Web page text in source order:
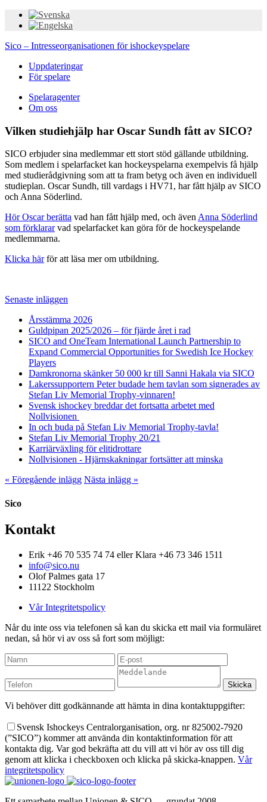
Sico – Intresseorganisationen för ishockeyspelare
Uppdateringar
För spelare
Spelaragenter
Om oss
Vilken studiehjälp har Oscar Sundh fått av SICO?
SICO erbjuder sina medlemmar ett stort stöd gällande utbildning.
Som medlem i spelarfacket kan hockeyspelarna exempelvis få hjälp
med studierådgivning som att ta fram betyg och även en individuell
studieplan. Oscar Sundh, till vardags i HV71, har fått hjälp av SICO
och Anna Söderlind.
Hör Oscar berätta vad han fått hjälp med, och ävenAnna Söderlind
som förklararvad spelarfacket kan göra för de hockeyspelande
medlemmarna.
Klicka härför att läsa mer om utbildning.
Senaste inläggen
Årsstämma 2026
Guldpipan 2025/2026 – för fjärde året i rad
SICO and OneTeam International Launch Partnership to
Expand Commercial Opportunities for Swedish Ice Hockey
Players
Damkronorna skänker 50 000 kr till Sanni Hakala via SICO
Lakerssupportern Peter budade hem tavlan som signerades av
Stefan Liv Memorial Trophy-vinnaren!
Svensk ishockey breddar det fortsatta arbetet med
Nollvisionen
In och buda på Stefan Liv Memorial Trophy-tavla!
Stefan Liv Memorial Trophy 20/21
Karriärväxling för elitidrottare
Nollvisionen - Hjärnskakningar fortsätter att minska
« Föregående inlägg Nästa inlägg »
Sico
Kontakt
Erik +46 70 535 74 74 eller Klara +46 73 346 1511
info@sico.nu
Olof Palmes gata 17
11122 Stockholm
Vår Integritetspolicy
Når du inte oss via telefonen så kan du skicka ett mail via formuläret
nedan, så hör vi av oss så fort som möjligt:
Vi behöver ditt godkännande att hämta in dina kontaktuppgifter:
Svensk Ishockeys Centralorganisation, org. nr 825002-7920
(”SICO”) kommer att använda din kontaktinformation för att
kontakta dig. Var god bekräfta att du vill att vi hör av oss till dig
genom att klicka i checkboxen och klicka på skicka-knappen. Vår
integritetspolicy